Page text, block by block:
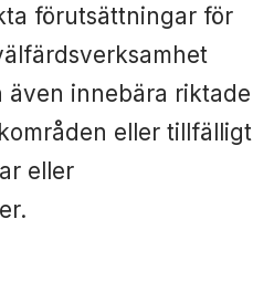
förutsättningar för
även innebära riktade
eller tillfälligt
eller